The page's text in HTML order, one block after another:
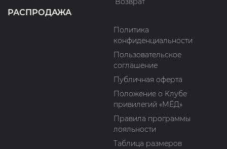
РАСПРОДАЖА
Политика
конфиденциальности
Пользовательское
соглашение
Публичная оферта
Положение о Клубе
привилегий «МЁД»
Правила программы
лояльности
Таблица размеров